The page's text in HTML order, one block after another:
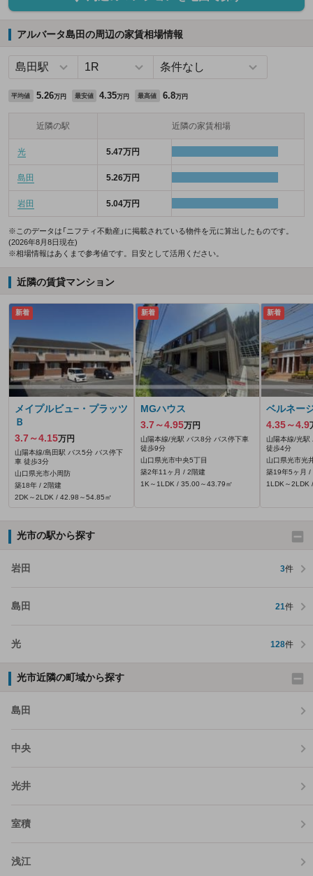
アルバータ島田の周辺の家賃相場情報
平均値 5.26万円 最安値 4.35万円 最高値 6.8万円
近隣の駅 近隣の家賃相場
光 5.47万円
島田 5.26万円
岩田 5.04万円
※このデータは「ニフティ不動産」に掲載されている物件を元に算出したものです。
(2026年8月8日現在)
※相場情報はあくまで参考値です。目安として活用ください。
近隣の賃貸マンション
新着
メイプルビュ−・プラッツ
Ｂ
3.7～4.15万円
山陽本線/島田駅 バス5分 バス停下
車 徒歩3分
山口県光市小周防
築18年 / 2階建
2DK～2LDK / 42.98～54.85㎡
新着
MGハウス
3.7～4.95万円
山陽本線/光駅 バス8分 バス停下車
徒歩9分
山口県光市中央5丁目
築2年11ヶ月 / 2階建
1K～1LDK / 35.00～43.79㎡
新着
ベルネー
4.35～4.9
山陽本線/光駅
徒歩4分
山口県光市光
築19年5ヶ月 /
1LDK～2LDK
光市の駅から探す
岩田 3件
島田 21件
光 128件
光市近隣の町域から探す
島田
中央
光井
室積
浅江